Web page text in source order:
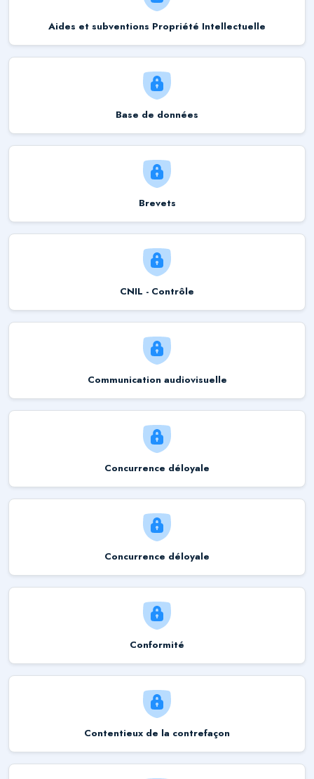
Aides et subventions Propriété Intellectuelle
Base de données
Brevets
CNIL - Contrôle
Communication audiovisuelle
Concurrence déloyale
Concurrence déloyale
Conformité
Contentieux de la contrefaçon